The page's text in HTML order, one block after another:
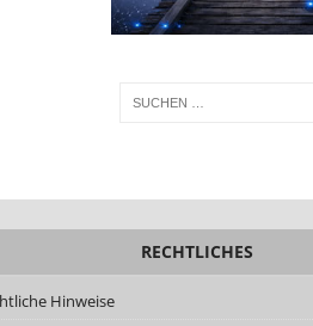
RECHTLICHES
Hinweise